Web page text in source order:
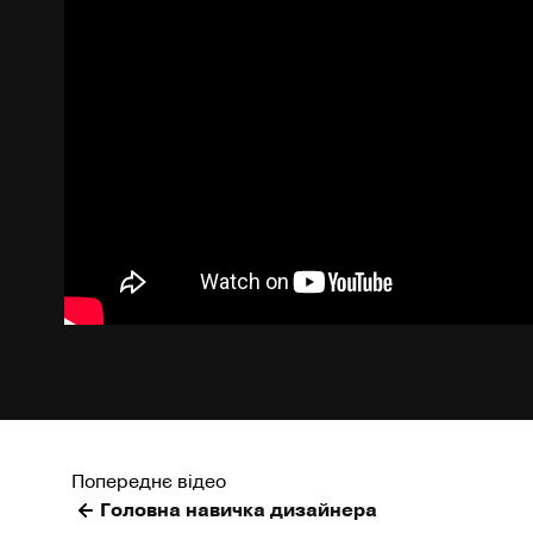
Попереднє відео
Головна навичка дизайнера